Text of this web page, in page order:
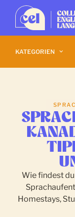
KATEGORIEN
Wie findest
Homestays,